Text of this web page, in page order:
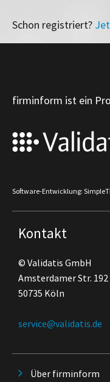
Schon registriert?
firminform ist ein
Software-Entwicklung:
Kontakt
© Validatis GmbH
Amsterdamer Str. 192
50735 Köln
service@validatis.de
Über firminform